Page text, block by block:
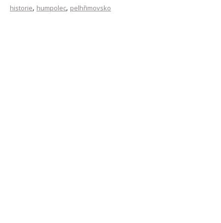
historie, humpolec, pelhřimovsko